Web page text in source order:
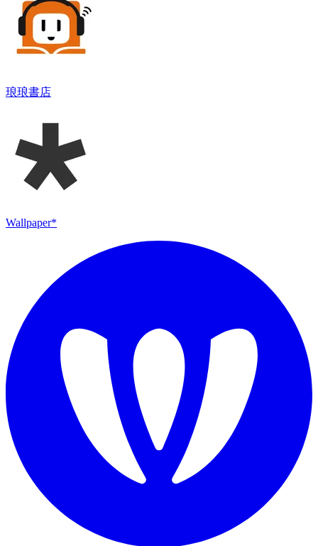
琅琅書店
Wallpaper*